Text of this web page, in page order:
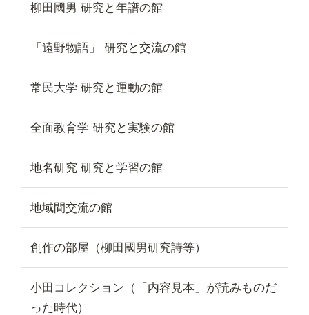
柳田國男 研究と年譜の館
「遠野物語」 研究と交流の館
常民大学 研究と運動の館
全面教育学 研究と実験の館
地名研究 研究と学習の館
地域間交流の館
創作の部屋（柳田國男研究詩等）
小田コレクション（「内容見本」が読みものだ
った時代）